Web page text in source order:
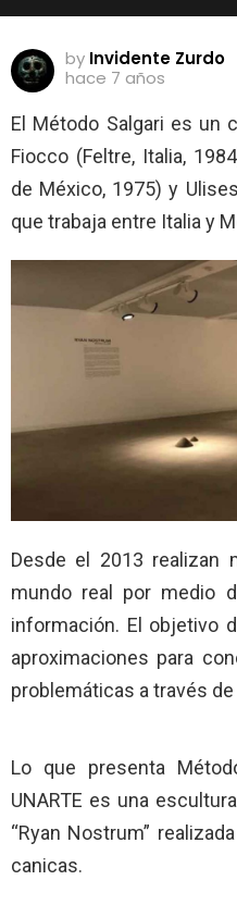
by Invidente Zurdo
hace 7 años
El Método Salgari es un
Fiocco (Feltre, Italia,
de México, 1975) y
que trabaja entre Italia y
Desde el 2013 realizan
mundo real por medio
información. El objetivo
aproximaciones para
problemáticas a través
Lo que presenta
UNARTE es una
“Ryan Nostrum”
canicas.